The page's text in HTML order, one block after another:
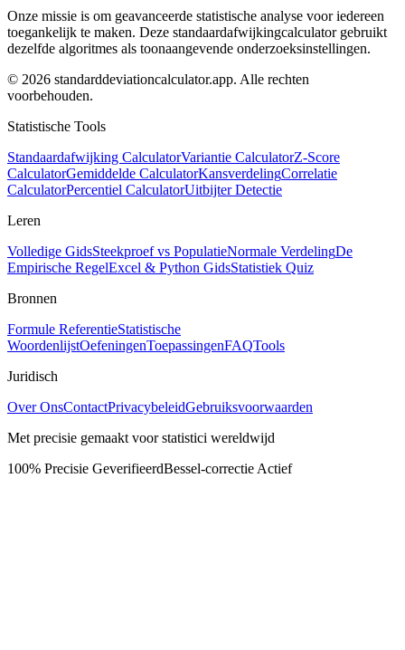
Onze missie is om geavanceerde statistische analyse voor iedereen
toegankelijk te maken. Deze standaardafwijkingcalculator gebruikt
dezelfde algoritmes als toonaangevende onderzoeksinstellingen.
© 2026 standarddeviationcalculator.app. Alle rechten
voorbehouden.
Statistische Tools
Standaardafwijking CalculatorVariantie CalculatorZ-Score
CalculatorGemiddelde CalculatorKansverdelingCorrelatie
CalculatorPercentiel CalculatorUitbijter Detectie
Leren
Volledige GidsSteekproef vs PopulatieNormale VerdelingDe
Empirische RegelExcel & Python GidsStatistiek Quiz
Bronnen
Formule ReferentieStatistische
WoordenlijstOefeningenToepassingenFAQTools
Juridisch
Over OnsContactPrivacybeleidGebruiksvoorwaarden
Met precisie gemaakt voor statistici wereldwijd
100% Precisie GeverifieerdBessel-correctie Actief